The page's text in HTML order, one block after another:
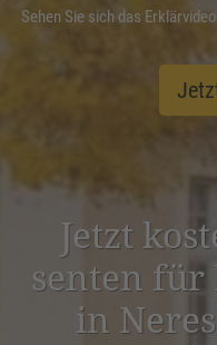
Sehen Sie sich das
Jetzt
senten
in